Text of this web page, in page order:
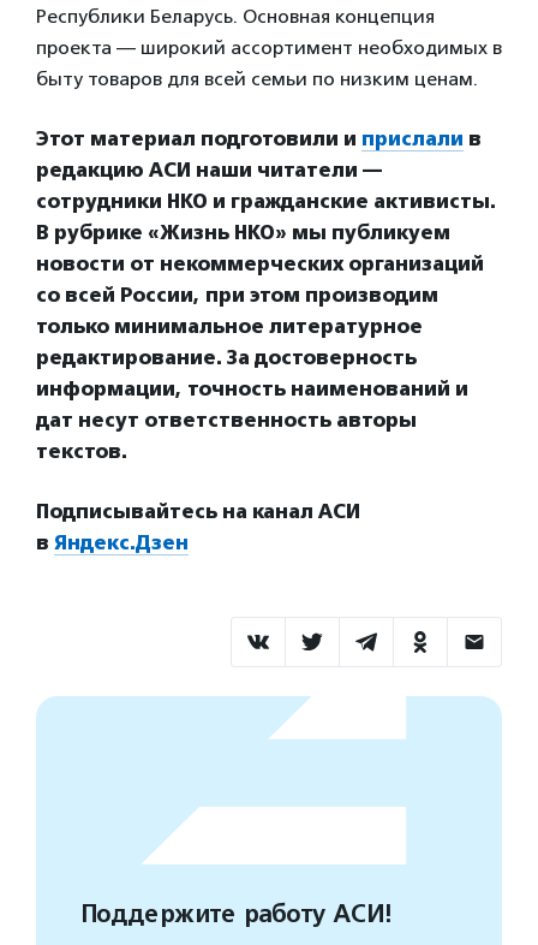
Республики Беларусь. Основная концепция
проекта — широкий ассортимент необходимых в
быту товаров для всей семьи по низким ценам.
Этот материал подготовили и прислали в
редакцию АСИ наши читатели —
сотрудники НКО и гражданские активисты.
В рубрике «Жизнь НКО» мы публикуем
новости от некоммерческих организаций
со всей России, при этом производим
только минимальное литературное
редактирование. За достоверность
информации, точность наименований и
дат несут ответственность авторы
текстов.
Подписывайтесь на канал АСИ
в Яндекс.Дзен
Поддержите работу АСИ!